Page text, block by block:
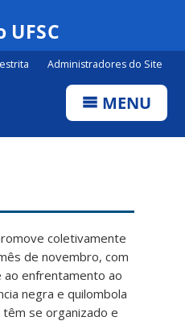
Administradores do Site
MENU
coletivamente
de novembro, com
ao enfrentamento ao
negra e quilombola
se organizado e